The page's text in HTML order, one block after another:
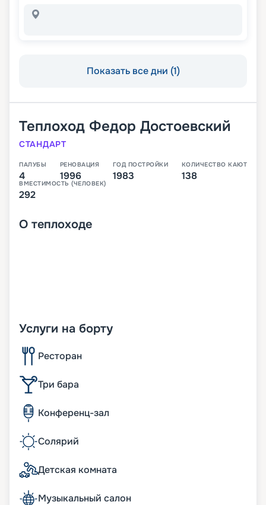
Показать все дни (1)
Теплоход Федор Достоевский
СТАНДАРТ
ПАЛУБЫ
4
РЕНОВАЦИЯ
1996
ГОД ПОСТРОЙКИ
1983
КОЛИЧЕСТВО КАЮТ
138
ВМЕСТИМОСТЬ (ЧЕЛОВЕК)
292
О теплоходе
Услуги на борту
Ресторан
Три бара
Конференц-зал
Солярий
Детская комната
Музыкальный салон